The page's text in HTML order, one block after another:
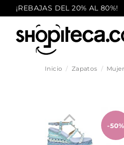
¡REBAJAS DEL 20% AL 80%!
Inicio Zapatos Mujer
-50%